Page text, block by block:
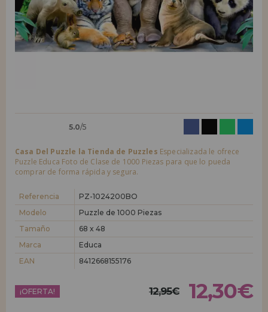
LIQUIDACIONES
INFORMACIÓN
Quiero registrarme como
nuevo cliente
Al crear una cuenta en casadelpuzzle.com podrás realizar tus compras
nuevo distribuidor
¿Eres Profesional o Empresa?. ¿Quieres vender en tu negocio
condiciones de ventas con descuentos especiales para la distribución.
¡Adelante! Te estábamos esperando.
REGISTRO DISTRIBUIDOR
5.0/5
Casa Del Puzzle la Tienda de Puzzles Especializada le ofrece
Puzzle Educa Foto de Clase de 1000 Piezas para que lo pueda
comprar de forma rápida y segura.
Referencia
PZ-1024200BO
Modelo
Puzzle de 1000 Piezas
Tamaño
68 x 48
Marca
Educa
EAN
8412668155176
¡OFERTA! 12,95€ 12,30€